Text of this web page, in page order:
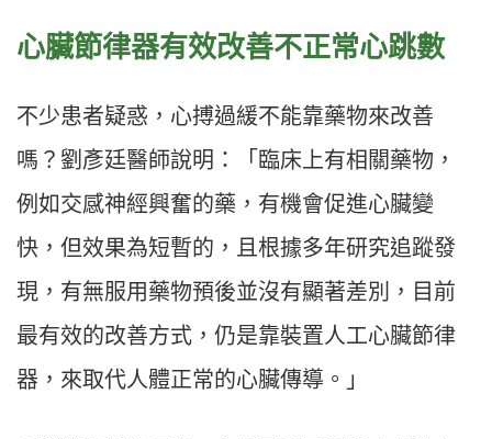
心臟節律器有效改善不正常心跳數
不少患者疑惑，心搏過緩不能靠藥物來改善
嗎？劉彥廷醫師說明：「臨床上有相關藥物，
例如交感神經興奮的藥，有機會促進心臟變
快，但效果為短暫的，且根據多年研究追蹤發
現，有無服用藥物預後並沒有顯著差別，目前
最有效的改善方式，仍是靠裝置人工心臟節律
器，來取代人體正常的心臟傳導。」